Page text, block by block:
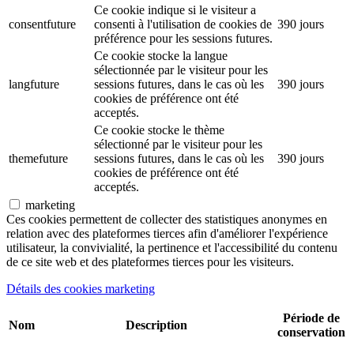
consentfuture
Ce cookie indique si le visiteur a
consenti à l'utilisation de cookies de
préférence pour les sessions futures.
390 jours
langfuture
Ce cookie stocke la langue
sélectionnée par le visiteur pour les
sessions futures, dans le cas où les
cookies de préférence ont été
acceptés.
390 jours
themefuture
Ce cookie stocke le thème
sélectionné par le visiteur pour les
sessions futures, dans le cas où les
cookies de préférence ont été
acceptés.
390 jours
marketing
Ces cookies permettent de collecter des statistiques anonymes en
relation avec des plateformes tierces afin d'améliorer l'expérience
utilisateur, la convivialité, la pertinence et l'accessibilité du contenu
de ce site web et des plateformes tierces pour les visiteurs.
Détails des cookies marketing
Nom Description
Période de
conservation